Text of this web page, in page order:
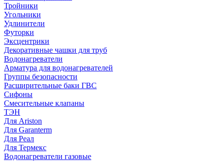
Тройники
Угольники
Удлинители
Футорки
Эксцентрики
Декоративные чашки для труб
Водонагреватели
Арматура для водонагревателей
Группы безопасности
Расширительные баки ГВС
Сифоны
Смесительные клапаны
ТЭН
Для Ariston
Для Garanterm
Для Реал
Для Термекс
Водонагреватели газовые